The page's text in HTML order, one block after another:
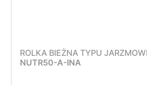
ROLKA BIEŻNA TYPU
NUTR50-A-INA